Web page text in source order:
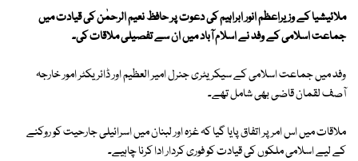
ملائیشیا کے وزیراعظم انور ابراہیم کی دعوت پر حافظ نعیم الرحمٰن کی قیادت میں
جماعت اسلامی کے وفد نے اسلام آباد میں ان سے تفصیلی ملاقات کی۔
وفد میں جماعت اسلامی کے سیکریٹری جنرل امیر العظیم اور ڈائریکٹر امور خارجہ
آصف لقمان قاضی بھی شامل تھے۔
ملاقات میں اس امر پر اتفاق پایا گیا کہ غزہ اور لبنان میں اسرائیلی جارحیت کو روکنے
کے لیے اسلامی ملکوں کی قیادت کو فوری کردار ادا کرنا چاہیے۔